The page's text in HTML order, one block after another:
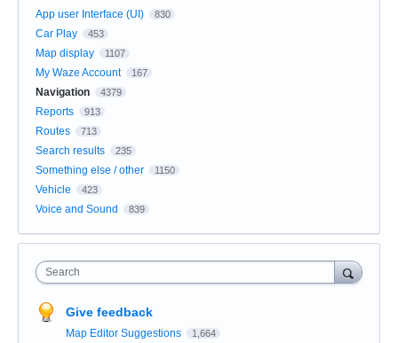
App user Interface (UI) 830
Car Play 453
Map display 1107
My Waze Account 167
Navigation 4379
Reports 913
Routes 713
Search results 235
Something else / other 1150
Vehicle 423
Voice and Sound 839
Search
Give feedback
Map Editor Suggestions 1,664